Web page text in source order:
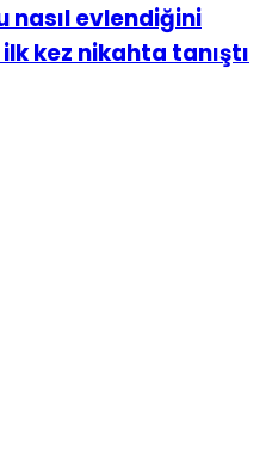
nasıl evlendiğini
kez nikahta tanıştı